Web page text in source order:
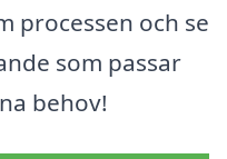
processen och se
som passar
behov!